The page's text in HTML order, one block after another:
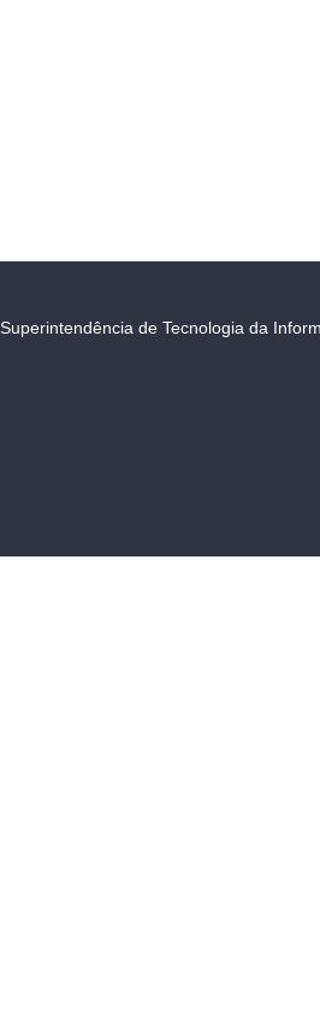
Superintendência de Tecnologia da